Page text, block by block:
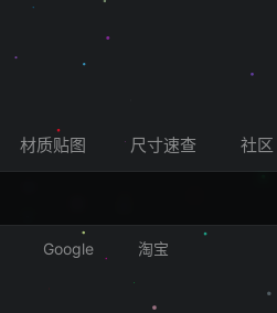
材质贴图 尺寸速查 社区
Google 淘宝